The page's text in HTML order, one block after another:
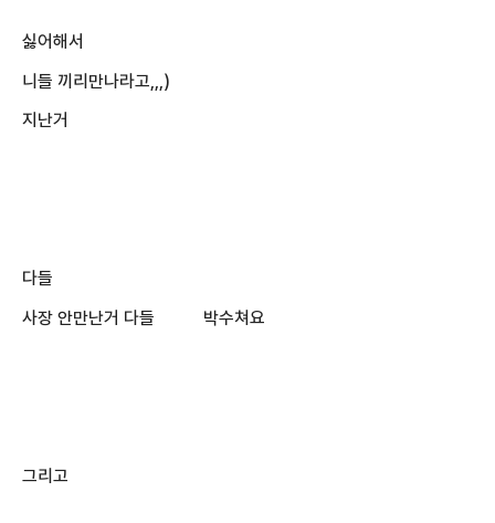
싫어해서
니들 끼리만나라고,,,)
지난거
다들
사장 안만난거 다들 박수쳐요
그리고